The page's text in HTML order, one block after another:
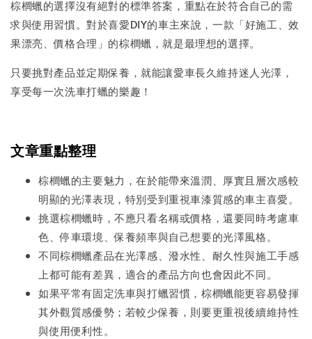
棕櫚蠟的選擇沒有絕對的標準答案，重點在於符合自己的需
求與使用習慣。對於喜愛DIY的車主來說，一款「好施工、效
果漂亮、價格合理」的棕櫚蠟，就是最理想的選擇。
只要挑對產品並定期保養，就能讓愛車長久維持迷人光澤，
享受每一次洗車打蠟的樂趣！
文章重點整理
棕櫚蠟的主要魅力，在於能帶來溫潤、厚實且層次感較
明顯的光澤表現，特別受到重視車漆質感的車主喜愛。
挑選棕櫚蠟時，不應只看名稱或價格，還要同時考慮車
色、停車環境、保養頻率與自己想要的光澤風格。
不同棕櫚蠟產品在光澤感、潑水性、耐久性與施工手感
上都可能有差異，適合的產品方向也會因此不同。
如果平常有固定洗車與打蠟習慣，棕櫚蠟能更容易發揮
其外觀質感優勢；若較少保養，則要更重視後續維持性
與使用便利性。